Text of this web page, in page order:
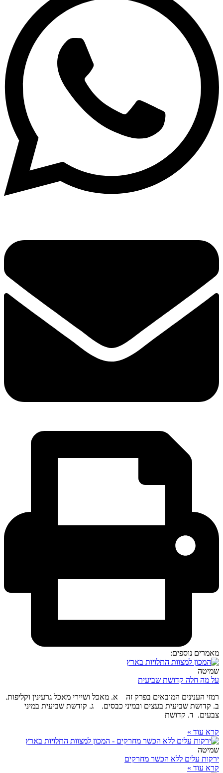
מאמרים נוספים:
שמיטה
על מה חלה קדושת שביעית
רמזי הענינים המובאים בפרק זה א. מאכל ושיירי מאכל גרעינין וקליפות.
ב. קדושת שביעית בעצים ובמיני כבסים. ג. קודשת שביעית במיני
צבעים. ד. קדושת
קרא עוד »
שמיטה
ירקות עלים ללא הכשר מחרקים
קרא עוד »